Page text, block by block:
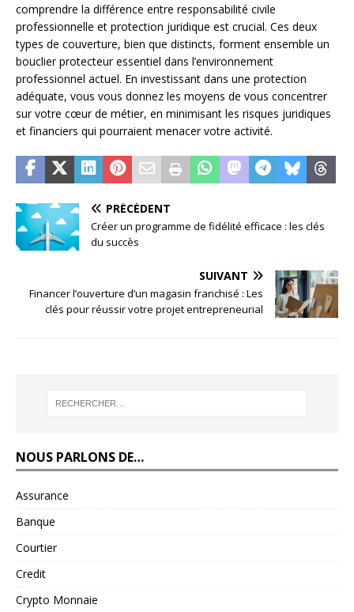
comprendre la différence entre responsabilité civile
professionnelle et protection juridique est crucial. Ces deux
types de couverture, bien que distincts, forment ensemble un
bouclier protecteur essentiel dans l’environnement
professionnel actuel. En investissant dans une protection
adéquate, vous vous donnez les moyens de vous concentrer
sur votre cœur de métier, en minimisant les risques juridiques
et financiers qui pourraient menacer votre activité.
PRÉCÉDENT
Créer un programme de fidélité efficace : les clés
du succès
SUIVANT
Financer l’ouverture d’un magasin franchisé : Les
clés pour réussir votre projet entrepreneurial
NOUS PARLONS DE…
Assurance
Banque
Courtier
Credit
Crypto Monnaie